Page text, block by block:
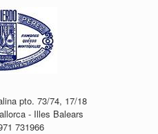
pto. 73/74, 17/18
- Illes Balears
731966